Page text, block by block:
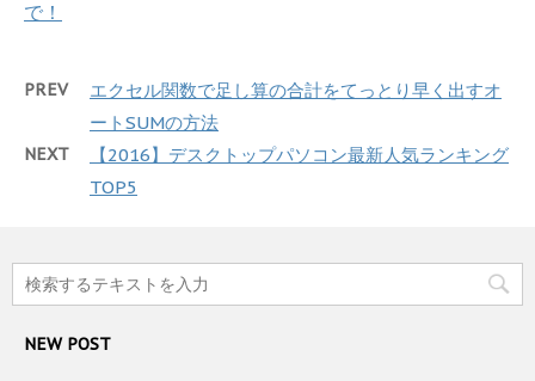
PREV
エクセル関数で足し算の合計をてっとり早く出すオ
ートSUMの方法
NEXT
【2016】デスクトップパソコン最新人気ランキング
TOP5
NEW POST